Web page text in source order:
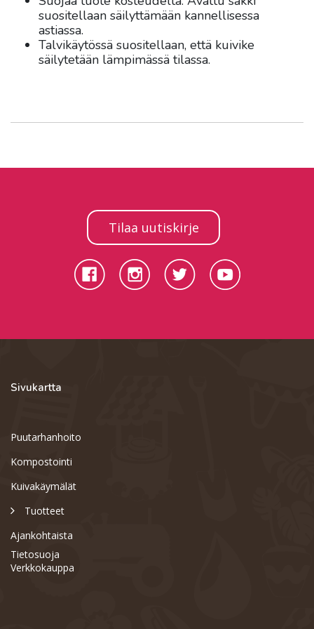
suositellaan säilyttämään kannellisessa
astiassa.
Talvikäytössä suositellaan, että kuivike
säilytetään lämpimässä tilassa.
Tilaa uutiskirje
Sivukartta
Puutarhanhoito
Kompostointi
Kuivakäymälät
Tuotteet
Ajankohtaista
Tietosuoja
Verkkokauppa